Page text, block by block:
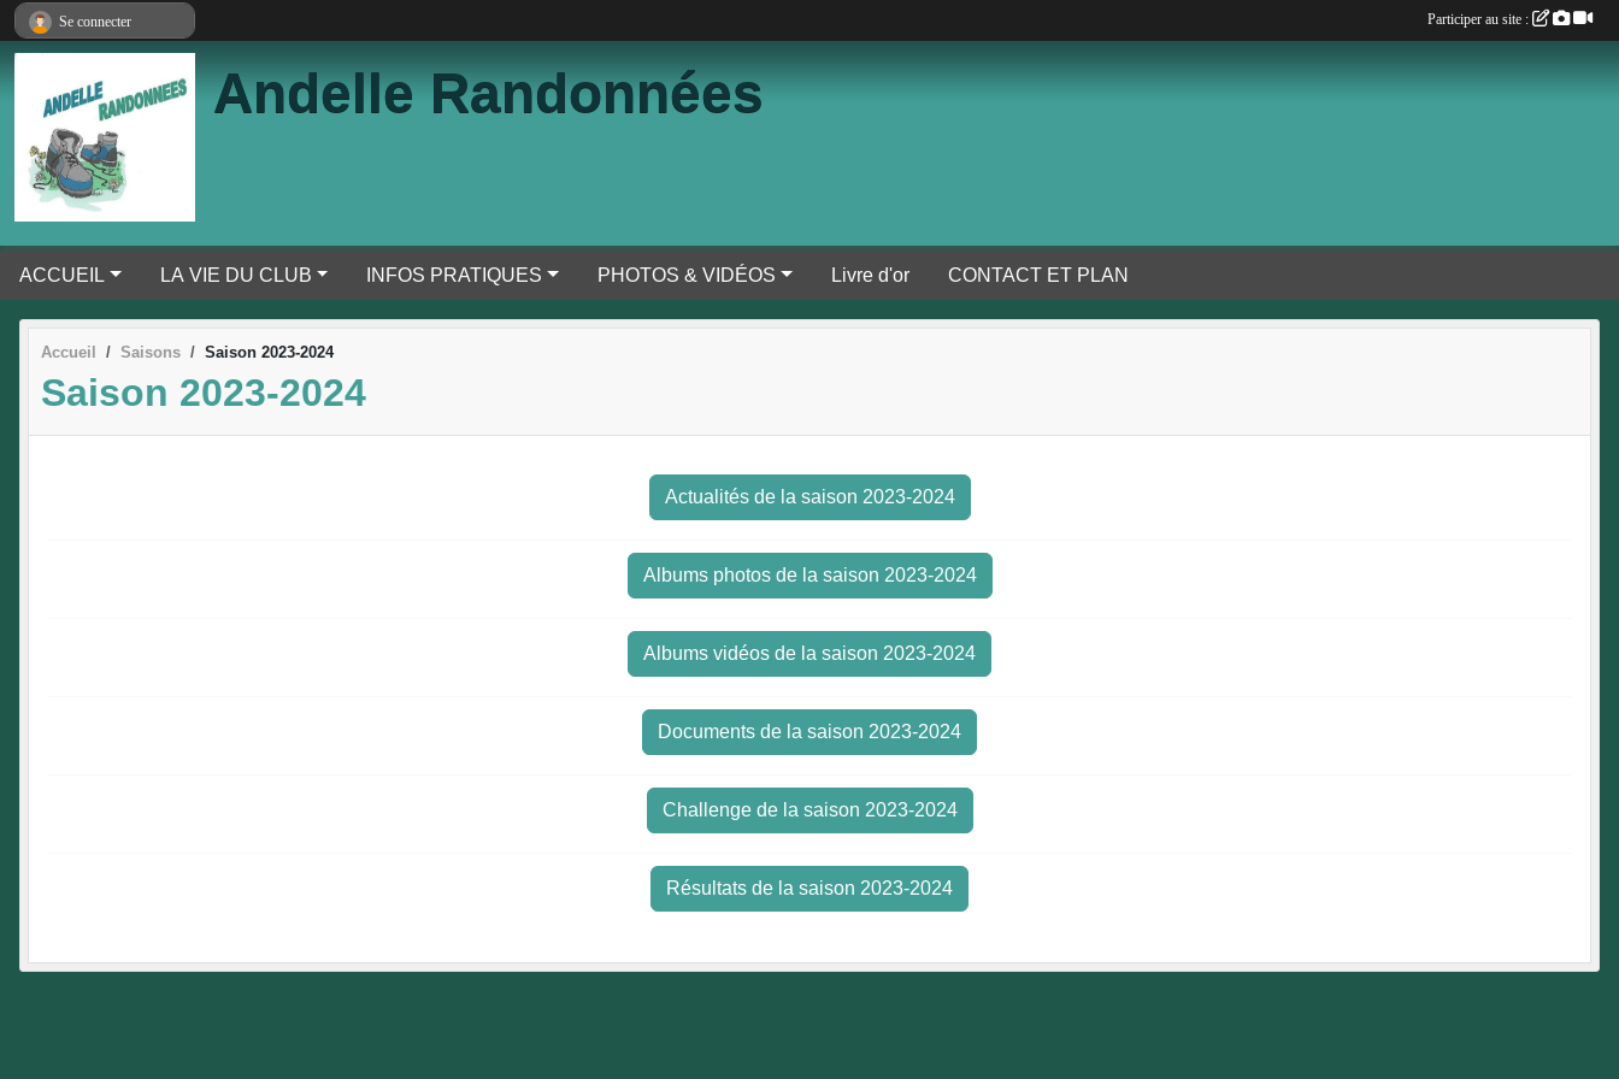
Andelle Randonnées
ACCUEIL LA VIE DU CLUB INFOS PRATIQUES PHOTOS & VIDÉOS Livre d'or CONTACT ET PLAN
Accueil Saisons Saison 2023-2024
Saison 2023-2024
Actualités de la saison 2023-2024
Albums photos de la saison 2023-2024
Albums vidéos de la saison 2023-2024
Documents de la saison 2023-2024
Challenge de la saison 2023-2024
Résultats de la saison 2023-2024
Se connecter Participer au site :
Panneau de gestion des cookies